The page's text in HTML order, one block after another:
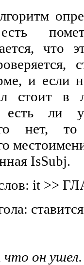
есть
что
и если
стоит в
есть ли
нет,
IsSubj.
it >>
он ушел.